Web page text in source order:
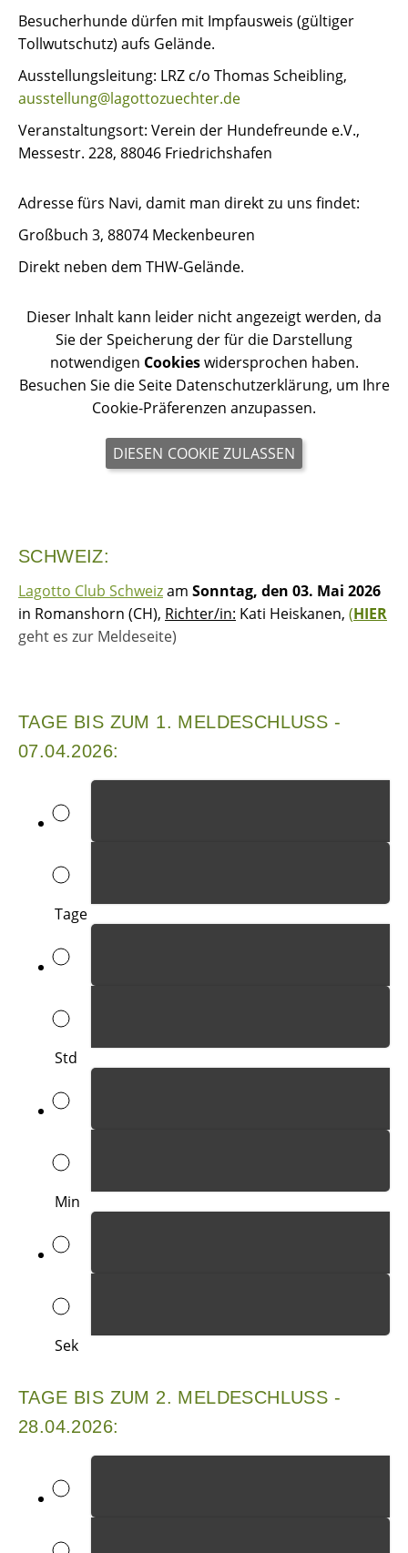
Besucherhunde dürfen mit Impfausweis (gültiger
Tollwutschutz) aufs Gelände.
Ausstellungsleitung: LRZ c/o Thomas Scheibling,
ausstellung@lagottozuechter.de
Veranstaltungsort: Verein der Hundefreunde e.V.,
Messestr. 228, 88046 Friedrichshafen
Adresse fürs Navi, damit man direkt zu uns findet:
Großbuch 3, 88074 Meckenbeuren
Direkt neben dem THW-Gelände.
Dieser Inhalt kann leider nicht angezeigt werden, da
Sie der Speicherung der für die Darstellung
notwendigen Cookieswidersprochen haben.
Besuchen Sie die Seite Datenschutzerklärung, um Ihre
Cookie-Präferenzen anzupassen.
DIESEN COOKIE ZULASSEN
SCHWEIZ:
Lagotto Club Schweizam Sonntag, den 03. Mai 2026
in Romanshorn (CH), Richter/in: Kati Heiskanen, (HIER
geht es zur Meldeseite)
TAGE BIS ZUM 1. MELDESCHLUSS -
07.04.2026:
Tage
Std
Min
Sek
TAGE BIS ZUM 2. MELDESCHLUSS -
28.04.2026: